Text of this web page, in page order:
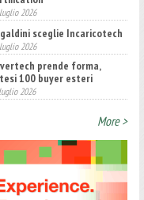
prende forma,
100 buyer esteri
2026
i finalisti dei
Awards 2026 di FTA
2026
More >